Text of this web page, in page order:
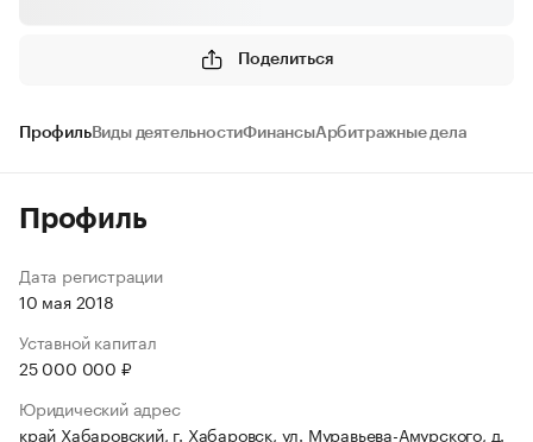
Поделиться
ПрофильВиды деятельностиФинансыАрбитражные дела
Профиль
Дата регистрации
10 мая 2018
Уставной капитал
25 000 000 ₽
Юридический адрес
край Хабаровский, г. Хабаровск, ул. Муравьева-Амурского, д.